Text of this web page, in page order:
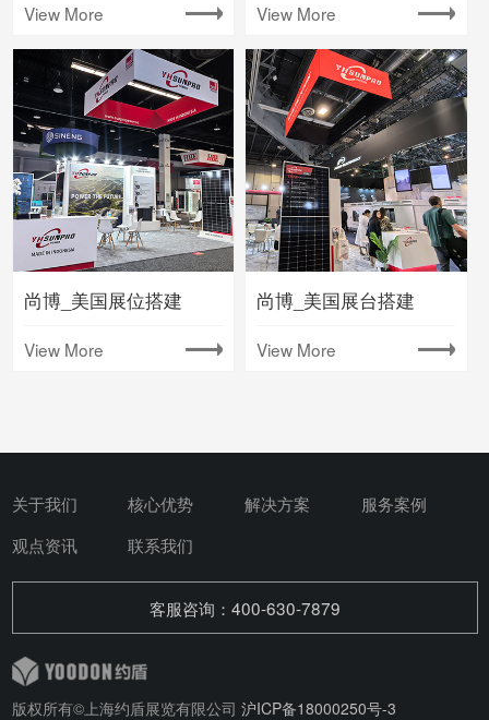
View More View More
尚博_美国展位搭建
View More
尚博_美国展台搭建
View More
关于我们 核心优势 解决方案
服务案例
观点资讯
联系我们
客服咨询：400-630-7879
版权所有©上海约盾展览有限公司 沪ICP备18000250号-3